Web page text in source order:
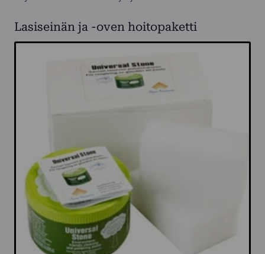
Lasiseinän ja -oven hoitopaketti